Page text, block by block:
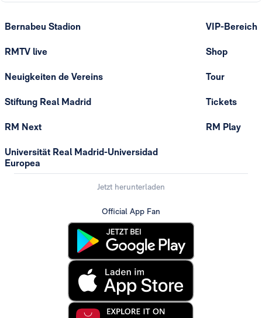
Bernabeu Stadion
RMTV live
Neuigkeiten de Vereins
Stiftung Real Madrid
RM Next
Universität Real Madrid-Universidad
Europea
VIP-Bereich
Shop
Tour
Tickets
RM Play
Jetzt herunterladen
Official App Fan